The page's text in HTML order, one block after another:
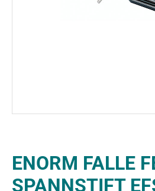
ENORM FALLE
SPANNSTIFT